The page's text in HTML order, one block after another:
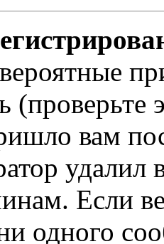
(проверьте
вам
Если
одного